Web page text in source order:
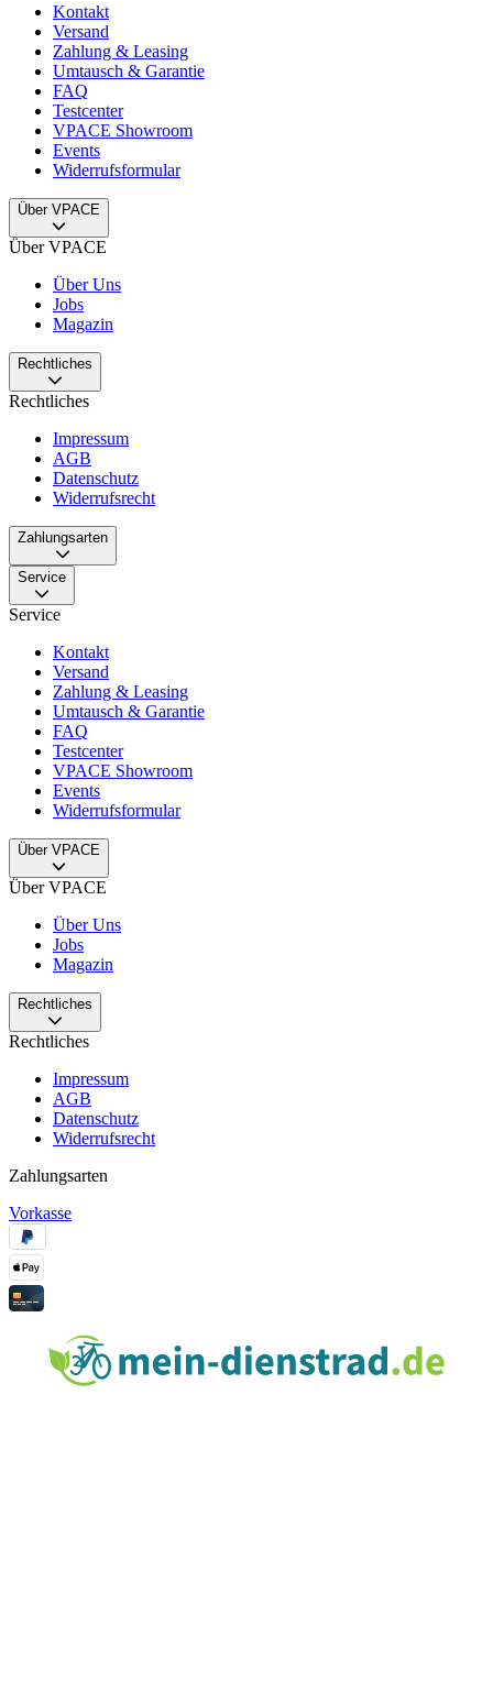
Kontakt
Versand
Zahlung & Leasing
Umtausch & Garantie
FAQ
Testcenter
VPACE Showroom
Events
Widerrufsformular
Über VPACE
Über VPACE
Über Uns
Jobs
Magazin
Rechtliches
Rechtliches
Impressum
AGB
Datenschutz
Widerrufsrecht
Zahlungsarten
Service
Service
Kontakt
Versand
Zahlung & Leasing
Umtausch & Garantie
FAQ
Testcenter
VPACE Showroom
Events
Widerrufsformular
Über VPACE
Über VPACE
Über Uns
Jobs
Magazin
Rechtliches
Rechtliches
Impressum
AGB
Datenschutz
Widerrufsrecht
Zahlungsarten
Vorkasse